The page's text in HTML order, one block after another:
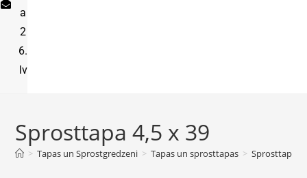
a
2
6.
lv
Sprosttapa 4,5 x 39
> Tapas un Sprostgredzeni > Tapas un sprosttapas > Sprosttapa